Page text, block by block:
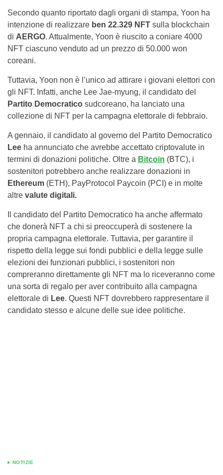
Secondo quanto riportato dagli organi di stampa, Yoon ha
intenzione di realizzare ben 22.329 NFT sulla blockchain
di AERGO. Attualmente, Yoon è riuscito a coniare 4000
NFT ciascuno venduto ad un prezzo di 50.000 won
coreani.
Tuttavia, Yoon non è l’unico ad attirare i giovani elettori con
gli NFT. Infatti, anche Lee Jae-myung, il candidato del
Partito Democratico sudcoreano, ha lanciato una
collezione di NFT per la campagna elettorale di febbraio.
A gennaio, il candidato al governo del Partito Democratico
Lee ha annunciato che avrebbe accettato criptovalute in
termini di donazioni politiche. Oltre a Bitcoin (BTC), i
sostenitori potrebbero anche realizzare donazioni in
Ethereum (ETH), PayProtocol Paycoin (PCI) e in molte
altre valute digitali.
Il candidato del Partito Democratico ha anche affermato
che donerà NFT a chi si preoccuperà di sostenere la
propria campagna elettorale. Tuttavia, per garantire il
rispetto della legge sui fondi pubblici e della legge sulle
elezioni dei funzionari pubblici, i sostenitori non
compreranno direttamente gli NFT ma lo riceveranno come
una sorta di regalo per aver contribuito alla campagna
elettorale di Lee. Questi NFT dovrebbero rappresentare il
candidato stesso e alcune delle sue idee politiche.
NOTIZIE